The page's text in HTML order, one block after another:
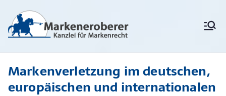
Inhalt
springen
Markenanm
eldung,
Markenschu
tz,
Markenrecht,
Markenschutz,
Unionsmarken (EU-
Marken) und IR-Marken
Markenverletzung im deutschen,
europäischen und internationalen